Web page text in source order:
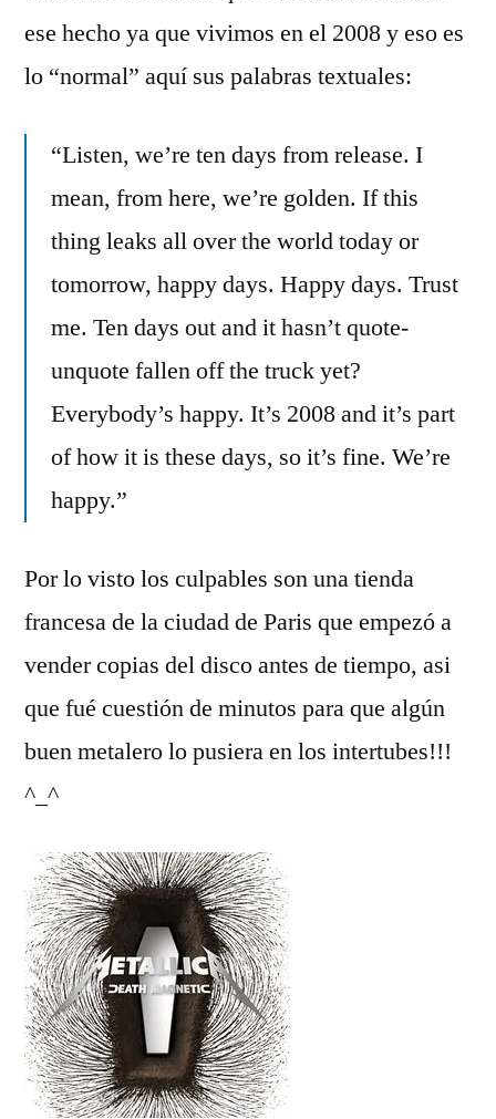
ese hecho ya que vivimos en el 2008 y eso es
lo “normal” aquí­ sus palabras textuales:
“Listen, we’re ten days from release. I
mean, from here, we’re golden. If this
thing leaks all over the world today or
tomorrow, happy days. Happy days. Trust
me. Ten days out and it hasn’t quote-
unquote fallen off the truck yet?
Everybody’s happy. It’s 2008 and it’s part
of how it is these days, so it’s fine. We’re
happy.”
Por lo visto los culpables son una tienda
francesa de la ciudad de Paris que empezó a
vender copias del disco antes de tiempo, asi
que fué cuestión de minutos para que algún
buen metalero lo pusiera en los intertubes!!!
^_^